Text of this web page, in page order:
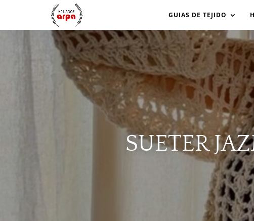
GUIAS DE TEJIDO
SUETER